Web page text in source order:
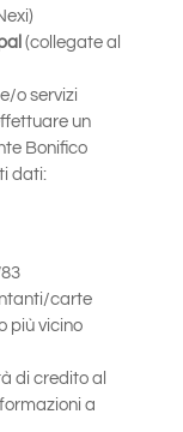
(collegate al
o servizi
un
Bonifico
dati:
carte
più vicino
di credito al
a